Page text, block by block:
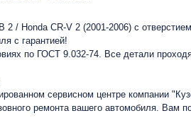
/ Honda CR-V 2 (2001-2006) с
с гарантией!
по ГОСТ 9.032-74. Все детали
сервисном центре компании
ремонта вашего автомобиля. Вам